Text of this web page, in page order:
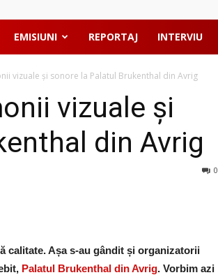
EMISIUNI REPORTAJ INTERVIU
vizuale și sonore la Palatul Brukenthal din Avrig
vizuale și
din Avrig
0
calitate. Așa s-au gândit și organizatorii
Palatul Brukenthal din Avrig. Vorbim azi